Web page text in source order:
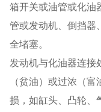
箱开关或油管或化油
管或发动机、倒挡器
全堵塞。
发动机与化油器连接
（贫油）或过浓（
损，如缸头、凸轮、